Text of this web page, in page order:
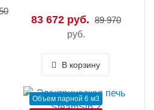
83 672 руб. 89 970
руб.
В корзину
Объем парной 6 м3